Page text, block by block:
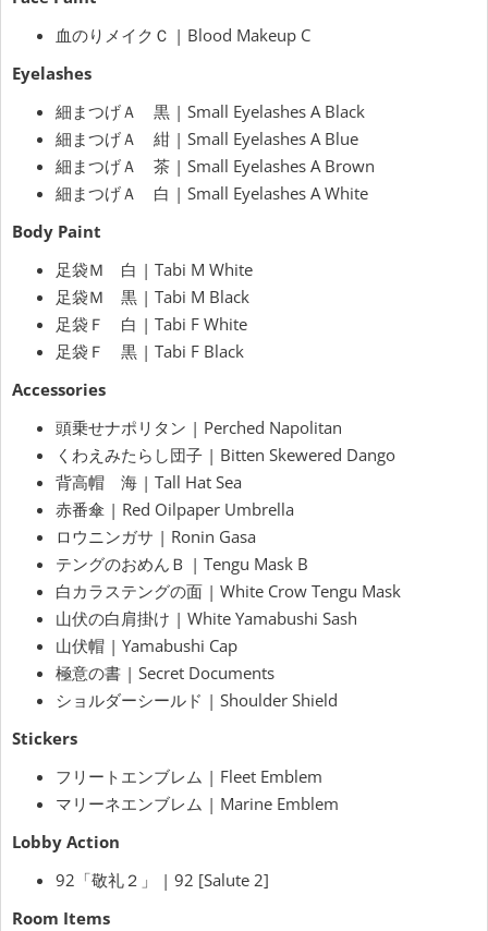
血のりメイクＣ | Blood Makeup C
Eyelashes
細まつげＡ 黒 | Small Eyelashes A Black
細まつげＡ 紺 | Small Eyelashes A Blue
細まつげＡ 茶 | Small Eyelashes A Brown
細まつげＡ 白 | Small Eyelashes A White
Body Paint
足袋Ｍ 白 | Tabi M White
足袋Ｍ 黒 | Tabi M Black
足袋Ｆ 白 | Tabi F White
足袋Ｆ 黒 | Tabi F Black
Accessories
頭乗せナポリタン | Perched Napolitan
くわえみたらし団子 | Bitten Skewered Dango
背高帽 海 | Tall Hat Sea
赤番傘 | Red Oilpaper Umbrella
ロウニンガサ | Ronin Gasa
テングのおめんＢ | Tengu Mask B
白カラステングの面 | White Crow Tengu Mask
山伏の白肩掛け | White Yamabushi Sash
山伏帽 | Yamabushi Cap
極意の書 | Secret Documents
ショルダーシールド | Shoulder Shield
Stickers
フリートエンブレム | Fleet Emblem
マリーネエンブレム | Marine Emblem
Lobby Action
92「敬礼２」 | 92 [Salute 2]
Room Items